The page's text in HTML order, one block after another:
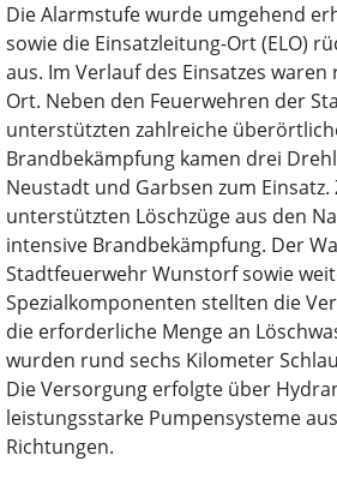
Die Alarmstufe wurde umgehend
sowie die Einsatzleitung-Ort (ELO)
aus. Im Verlauf des Einsatzes
Ort. Neben den Feuerwehren der
unterstützten zahlreiche
Brandbekämpfung kamen drei
Neustadt und Garbsen zum Einsatz.
unterstützten Löschzüge aus den
intensive Brandbekämpfung. Der
Stadtfeuerwehr Wunstorf sowie
Spezialkomponenten stellten die
die erforderliche Menge an
wurden rund sechs Kilometer
Die Versorgung erfolgte über
leistungsstarke Pumpensysteme
Richtungen.